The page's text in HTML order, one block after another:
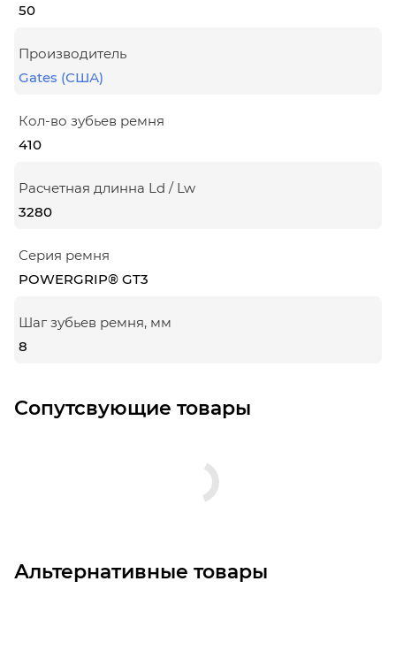
50
Производитель
Gates (США)
Кол-во зубьев ремня
410
Расчетная длинна Ld / Lw
3280
Серия ремня
POWERGRIP® GT3
Шаг зубьев ремня, мм
8
Сопутсвующие товары
Альтернативные товары